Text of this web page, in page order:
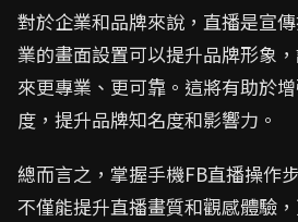
對於企業和品牌來說，直播是宣
業的畫面設置可以提升品牌形象
來更專業、更可靠。這將有助於
度，提升品牌知名度和影響力。
總而言之，掌握手機FB直播操作
不僅能提升直播畫質和觀感體驗